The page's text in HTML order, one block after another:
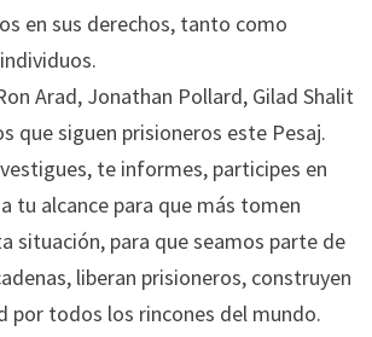
en sus derechos, tanto como
Arad, Jonathan Pollard, Gilad Shalit
que siguen prisioneros este Pesaj.
te informes, participes en
tu alcance para que más tomen
situación, para que seamos parte de
liberan prisioneros, construyen
por todos los rincones del mundo.